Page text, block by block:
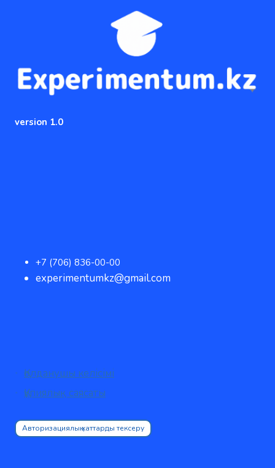
version 1.0
+7 (706) 836-00-00
experimentumkz@gmail.com
Қолданушы келісімі
Құпиялық саясаты
Авторизациялық хаттарды тексеру